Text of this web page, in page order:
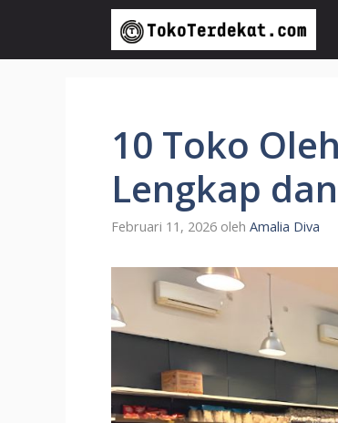
isi
10 Toko
Lengkap
Februari 11, 2026 oleh Amalia Diva